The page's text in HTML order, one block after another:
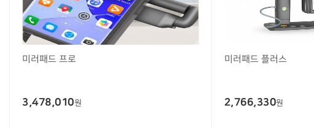
미러패드 프로
3,478,010원
미러패드 플러스
2,766,330원